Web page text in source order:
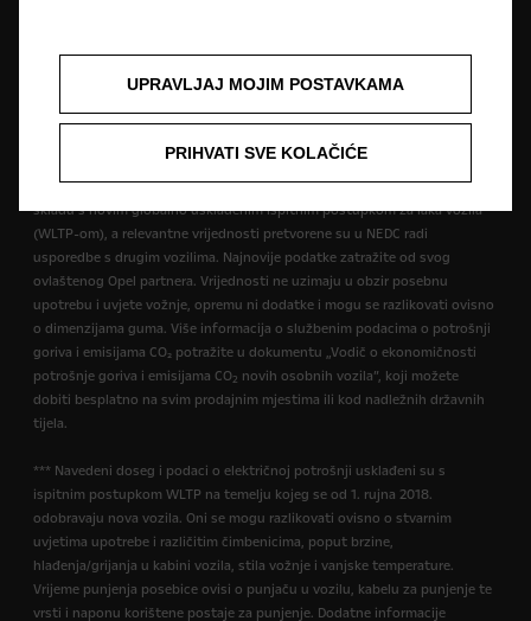
opreme, dodatne opreme i dimenzija guma. Dodatne informacije zatražite
od svog ovlaštenog Opel partnera. Da biste saznali više, posjetite
** Navedeni podaci o potrošnji goriva i emisijama CO određeni su u
skladu s novim globalno usklađenim ispitnim postupkom za laka vozila
(WLTP-om), a relevantne vrijednosti pretvorene su u NEDC radi
usporedbe s drugim vozilima. Najnovije podatke zatražite od svog
ovlaštenog Opel partnera. Vrijednosti ne uzimaju u obzir posebnu
upotrebu i uvjete vožnje, opremu ni dodatke i mogu se razlikovati ovisno
o dimenzijama guma. Više informacija o službenim podacima o potrošnji
goriva i emisijama CO₂ potražite u dokumentu „Vodič o ekonomičnosti
potrošnje goriva i emisijama CO2 novih osobnih vozila”, koji možete
dobiti besplatno na svim prodajnim mjestima ili kod nadležnih državnih
tijela.
*** Navedeni doseg i podaci o električnoj potrošnji usklađeni su s
ispitnim postupkom WLTP na temelju kojeg se od 1. rujna 2018.
odobravaju nova vozila. Oni se mogu razlikovati ovisno o stvarnim
uvjetima upotrebe i različitim čimbenicima, poput brzine,
hlađenja/grijanja u kabini vozila, stila vožnje i vanjske temperature.
Vrijeme punjenja posebice ovisi o punjaču u vozilu, kabelu za punjenje te
vrsti i naponu korištene postaje za punjenje. Dodatne informacije
UPRAVLJAJ MOJIM POSTAVKAMA
PRIHVATI SVE KOLAČIĆE